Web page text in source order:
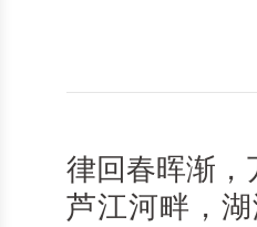
律回春晖渐，
芦江河畔，